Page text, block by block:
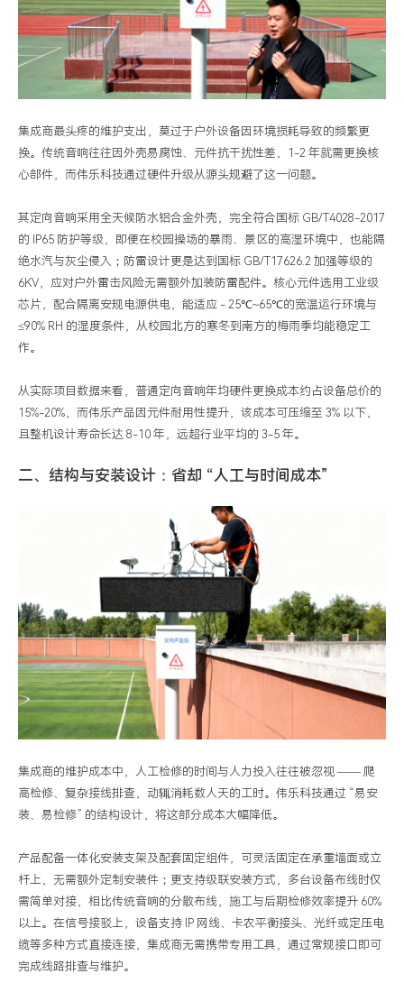
集成商最头疼的维护支出，莫过于户外设备因环境损耗导致的频繁更
换。传统音响往往因外壳易腐蚀、元件抗干扰性差，1-2 年就需更换核
心部件，而伟乐科技通过硬件升级从源头规避了这一问题。
其定向音响采用全天候防水铝合金外壳，完全符合国标 GB/T4028-2017
的 IP65 防护等级，即便在校园操场的暴雨、景区的高湿环境中，也能隔
绝水汽与灰尘侵入；防雷设计更是达到国标 GB/T17626.2 加强等级的
6KV，应对户外雷击风险无需额外加装防雷配件。核心元件选用工业级
芯片，配合隔离安规电源供电，能适应 - 25℃~65℃的宽温运行环境与
≤90% RH 的湿度条件，从校园北方的寒冬到南方的梅雨季均能稳定工
作。
从实际项目数据来看，普通定向音响年均硬件更换成本约占设备总价的
15%-20%，而伟乐产品因元件耐用性提升，该成本可压缩至 3% 以下，
且整机设计寿命长达 8-10 年，远超行业平均的 3-5 年。
二、结构与安装设计：省却 “人工与时间成本”
集成商的维护成本中，人工检修的时间与人力投入往往被忽视 —— 爬
高检修、复杂接线排查，动辄消耗数人天的工时。伟乐科技通过 “易安
装、易检修” 的结构设计，将这部分成本大幅降低。
产品配备一体化安装支架及配套固定组件，可灵活固定在承重墙面或立
杆上，无需额外定制安装件；更支持级联安装方式，多台设备布线时仅
需简单对接，相比传统音响的分散布线，施工与后期检修效率提升 60%
以上。在信号接驳上，设备支持 IP 网线、卡农平衡接头、光纤或定压电
缆等多种方式直接连接，集成商无需携带专用工具，通过常规接口即可
完成线路排查与维护。